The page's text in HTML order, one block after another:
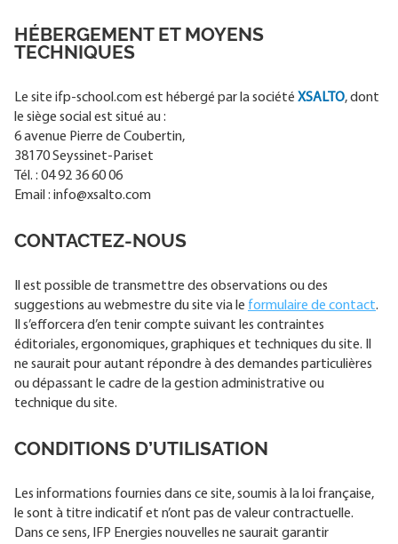
HÉBERGEMENT ET MOYENS
TECHNIQUES
Le site ifp-school.com est hébergé par la société XSALTO, dont
le siège social est situé au :
6 avenue Pierre de Coubertin,
38170 Seyssinet-Pariset
Tél. : 04 92 36 60 06
Email : info@xsalto.com
CONTACTEZ-NOUS
Il est possible de transmettre des observations ou des
suggestions au webmestre du site via le formulaire de contact.
Il s’efforcera d’en tenir compte suivant les contraintes
éditoriales, ergonomiques, graphiques et techniques du site. Il
ne saurait pour autant répondre à des demandes particulières
ou dépassant le cadre de la gestion administrative ou
technique du site.
CONDITIONS D’UTILISATION
Les informations fournies dans ce site, soumis à la loi française,
le sont à titre indicatif et n’ont pas de valeur contractuelle.
Dans ce sens, IFP Energies nouvelles ne saurait garantir